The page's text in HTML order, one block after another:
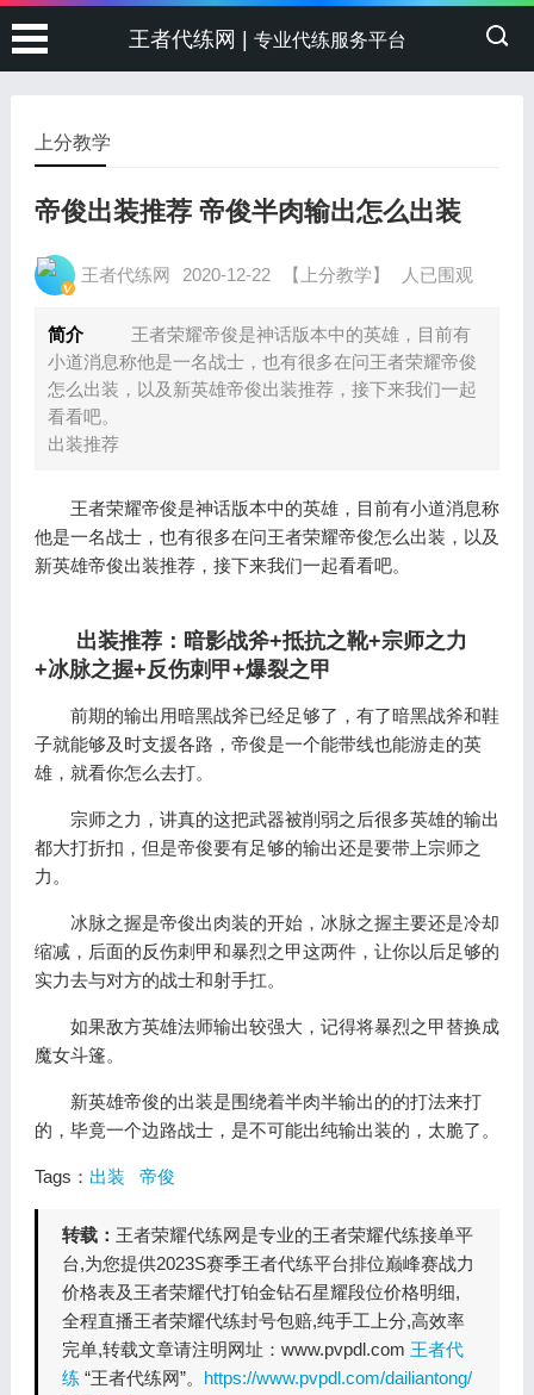
王者代练网 | 专业代练服务平台
上分教学
帝俊出装推荐 帝俊半肉输出怎么出装
王者代练网 2020-12-22 【上分教学】 人已围观
简介
王者荣耀帝俊是神话版本中的英雄，目前有
小道消息称他是一名战士，也有很多在问王者荣耀帝俊
怎么出装，以及新英雄帝俊出装推荐，接下来我们一起
看看吧。
出装推荐
王者荣耀帝俊是神话版本中的英雄，目前有小道消息称
他是一名战士，也有很多在问王者荣耀帝俊怎么出装，以及
新英雄帝俊出装推荐，接下来我们一起看看吧。
出装推荐：暗影战斧+抵抗之靴+宗师之力
+冰脉之握+反伤刺甲+爆裂之甲
前期的输出用暗黑战斧已经足够了，有了暗黑战斧和鞋
子就能够及时支援各路，帝俊是一个能带线也能游走的英
雄，就看你怎么去打。
宗师之力，讲真的这把武器被削弱之后很多英雄的输出
都大打折扣，但是帝俊要有足够的输出还是要带上宗师之
力。
冰脉之握是帝俊出肉装的开始，冰脉之握主要还是冷却
缩减，后面的反伤刺甲和暴烈之甲这两件，让你以后足够的
实力去与对方的战士和射手扛。
如果敌方英雄法师输出较强大，记得将暴烈之甲替换成
魔女斗篷。
新英雄帝俊的出装是围绕着半肉半输出的的打法来打
的，毕竟一个边路战士，是不可能出纯输出装的，太脆了。
Tags： 出装 帝俊
转载： 王者荣耀代练网是专业的王者荣耀代练接单平
台,为您提供2023S赛季王者代练平台排位巅峰赛战力
价格表及王者荣耀代打铂金钻石星耀段位价格明细,
全程直播王者荣耀代练封号包赔,纯手工上分,高效率
完单,转载文章请注明网址：www.pvpdl.com 王者代
练 “王者代练网”。 https://www.pvpdl.com/dailiantong/